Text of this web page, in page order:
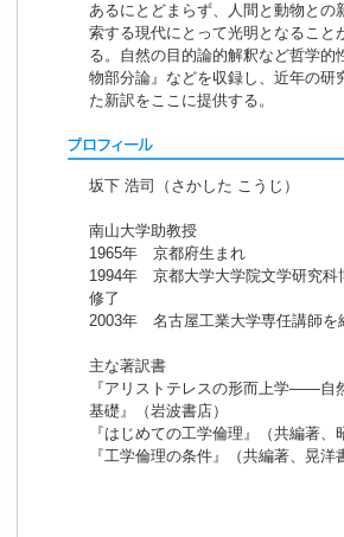
あるにとどまらず、人間と動物との
索する現代にとって光明となること
る。自然の目的論的解釈など哲学的
物部分論』などを収録し、近年の研
た新訳をここに提供する。
坂下 浩司（さかした こうじ）
南山大学助教授
1965年 京都府生まれ
1994年 京都大学大学院文学研究科
修了
2003年 名古屋工業大学専任講師を
主な著訳書
『アリストテレスの形而上学——自
基礎』（岩波書店）
『はじめての工学倫理』（共編著、
『工学倫理の条件』（共編著、晃洋